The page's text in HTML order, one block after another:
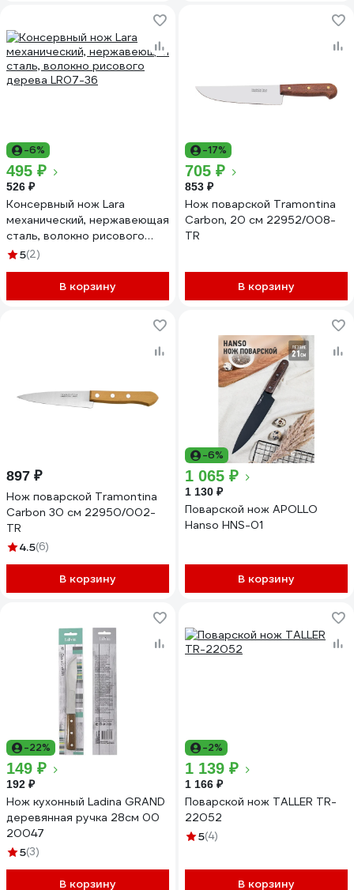
-6%
495 ₽
526 ₽
Консервный нож Lara
механический, нержавеющая
сталь, волокно рисового
дерева LR07-36
5(2)
В корзину
-17%
705 ₽
853 ₽
Нож поварской Tramontina
Сarbon, 20 см 22952/008-
TR
В корзину
897 ₽
Нож поварской Tramontina
Carbon 30 см 22950/002-
TR
4.5(6)
В корзину
-6%
1 065 ₽
1 130 ₽
Поварской нож APOLLO
Hanso HNS-01
В корзину
-22%
149 ₽
192 ₽
Нож кухонный Ladina GRAND
деревянная ручка 28см 00
20047
5(3)
В корзину
-2%
1 139 ₽
1 166 ₽
Поварской нож TALLER TR-
22052
5(4)
В корзину